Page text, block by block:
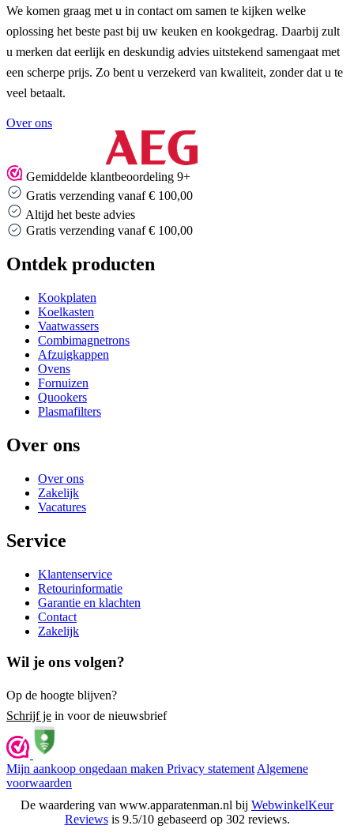
We komen graag met u in contact om samen te kijken welke
oplossing het beste past bij uw keuken en kookgedrag. Daarbij zult
u merken dat eerlijk en deskundig advies uitstekend samengaat met
een scherpe prijs. Zo bent u verzekerd van kwaliteit, zonder dat u te
veel betaalt.
Over ons
Gemiddelde klantbeoordeling 9+
Gratis verzending vanaf € 100,00
Altijd het beste advies
Gratis verzending vanaf € 100,00
Ontdek producten
Kookplaten
Koelkasten
Vaatwassers
Combimagnetrons
Afzuigkappen
Ovens
Fornuizen
Quookers
Plasmafilters
Over ons
Over ons
Zakelijk
Vacatures
Service
Klantenservice
Retourinformatie
Garantie en klachten
Contact
Zakelijk
Wil je ons volgen?
Op de hoogte blijven?
Schrijf je in voor de nieuwsbrief
Mijn aankoop ongedaan maken Privacy statement Algemene
voorwaarden
De waardering van www.apparatenman.nl bij WebwinkelKeur
Reviewsis 9.5/10 gebaseerd op 302 reviews.